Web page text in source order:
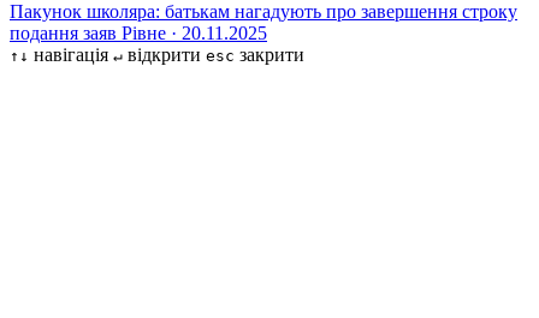
Пакунок школяра: батькам нагадують про завершення строку
подання заяв Рівне · 20.11.2025
↑↓ навігація ↵ відкрити esc закрити